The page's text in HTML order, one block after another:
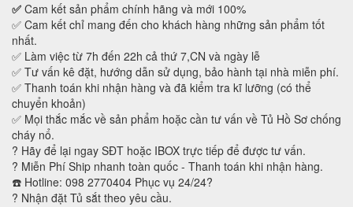
✅ Cam kết sản phẩm chính hãng và mới 100%
✅ Cam kết chỉ mang đến cho khách hàng những sản phẩm tốt
nhất.
✅ Làm việc từ 7h đến 22h cả thứ 7,CN và ngày lễ
✅ Tư vấn kê đặt, hướng dẫn sử dụng, bảo hành tại nhà miễn phí.
✅ Thanh toán khi nhận hàng và đã kiểm tra kĩ lưỡng (có thể
chuyển khoản)
✅ Mọi thắc mắc về sản phẩm hoặc cần tư vấn về Tủ Hồ Sơ chống
cháy nổ.
? Hãy để lại ngay SĐT hoặc IBOX trực tiếp để được tư vấn.
? Miễn Phí Ship nhanh toàn quốc - Thanh toán khi nhận hàng.
☎️ Hotline: 098 2770404 Phục vụ 24/24?
? Nhận đặt Tủ sắt theo yêu cầu.